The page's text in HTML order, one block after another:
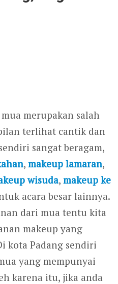
merupakan salah
terlihat cantik dan
sangat beragam,
, makeup lamaran,
wisuda, makeup ke
acara besar lainnya.
dari mua tentu kita
makeup yang
kota Padang sendiri
yang mempunyai
karena itu, jika anda